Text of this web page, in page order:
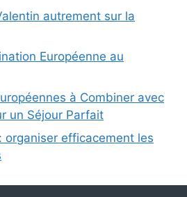
autrement sur la
Européenne au
à Combiner avec
un Séjour Parfait
organiser efficacement les